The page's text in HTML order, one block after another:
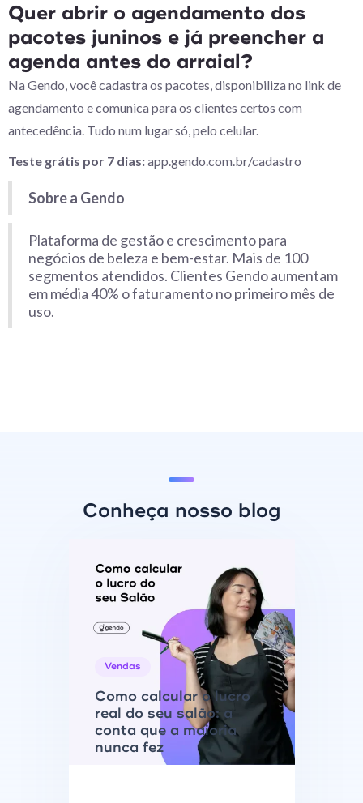
Quer abrir o agendamento dos
pacotes juninos e já preencher a
agenda antes do arraial?
Na Gendo, você cadastra os pacotes, disponibiliza no link de
agendamento e comunica para os clientes certos com
antecedência. Tudo num lugar só, pelo celular.
Teste grátis por 7 dias:app.gendo.com.br/cadastro
Sobre a Gendo
Plataforma de gestão e crescimento para
negócios de beleza e bem-estar. Mais de 100
segmentos atendidos. Clientes Gendo aumentam
em média 40% o faturamento no primeiro mês de
uso.
Conheça nosso blog
Vendas
Como calcular o lucro
real do seu salão: a
conta que a maioria
nunca fez